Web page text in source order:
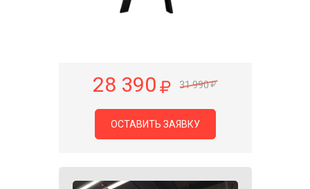
28 390 31 990
ОСТАВИТЬ ЗАЯВКУ